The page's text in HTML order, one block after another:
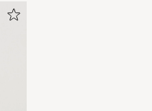
CAREOFCARL.SE
på